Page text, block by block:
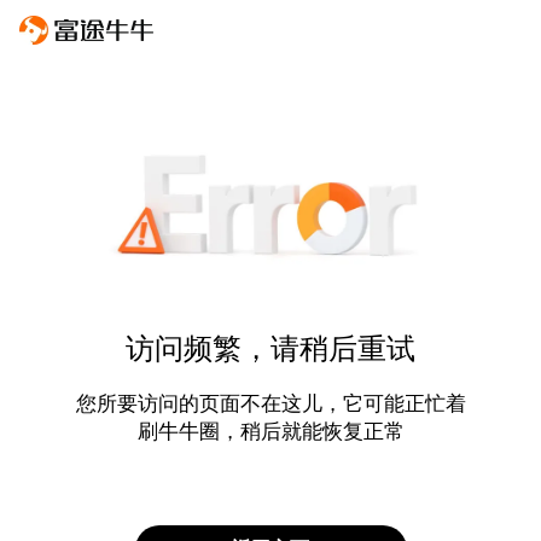
访问频繁，请稍后重试
您所要访问的页面不在这儿，它可能正忙着
刷牛牛圈，稍后就能恢复正常